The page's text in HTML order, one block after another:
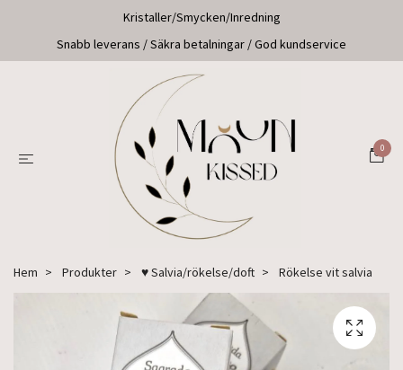
Kristaller/Smycken/Inredning
Snabb leverans / Säkra betalningar / God kundservice
0
Hem Produkter ♥ Salvia/rökelse/doft Rökelse vit salvia